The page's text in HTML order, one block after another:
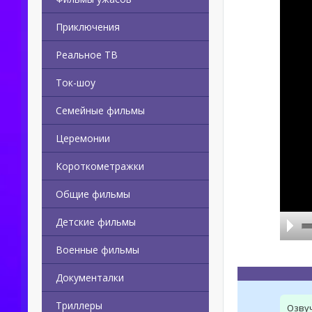
Приключения
Реальное ТВ
Ток-шоу
Семейные фильмы
Церемонии
Короткометражки
Общие фильмы
Детские фильмы
Военные фильмы
Документалки
Триллеры